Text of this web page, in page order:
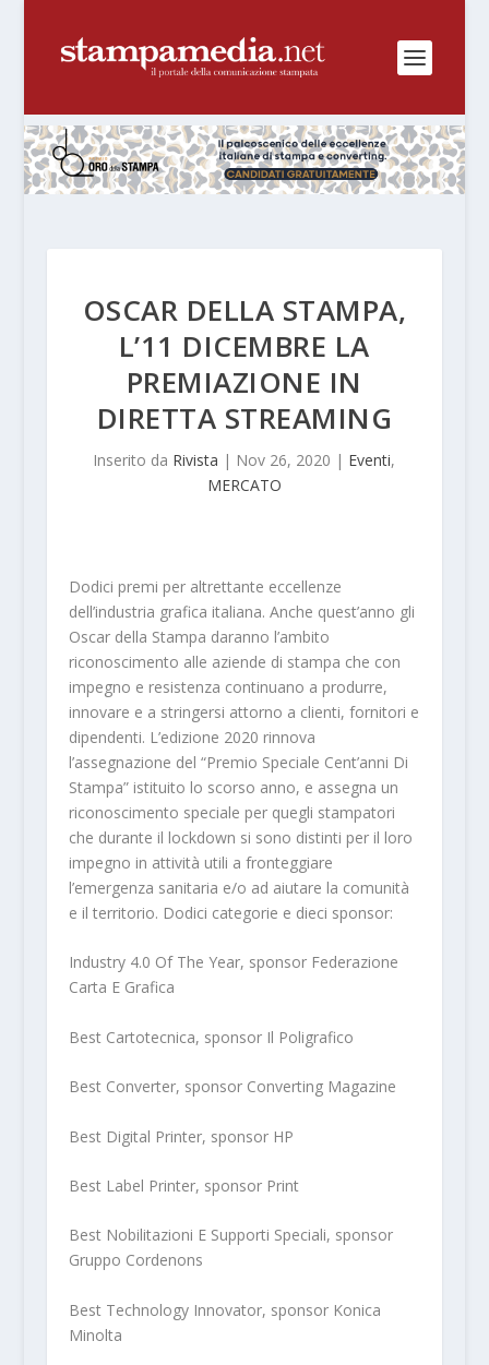
OSCAR DELLA STAMPA,
L’11 DICEMBRE LA
PREMIAZIONE IN
DIRETTA STREAMING
Inserito da Rivista | Nov 26, 2020 | Eventi,
MERCATO
Dodici premi per altrettante eccellenze
dell’industria grafica italiana. Anche quest’anno gli
Oscar della Stampa daranno l’ambito
riconoscimento alle aziende di stampa che con
impegno e resistenza continuano a produrre,
innovare e a stringersi attorno a clienti, fornitori e
dipendenti. L’edizione 2020 rinnova
l’assegnazione del “Premio Speciale Cent’anni Di
Stampa” istituito lo scorso anno, e assegna un
riconoscimento speciale per quegli stampatori
che durante il lockdown si sono distinti per il loro
impegno in attività utili a fronteggiare
l’emergenza sanitaria e/o ad aiutare la comunità
e il territorio. Dodici categorie e dieci sponsor:
Industry 4.0 Of The Year, sponsor Federazione
Carta E Grafica
Best Cartotecnica, sponsor Il Poligrafico
Best Converter, sponsor Converting Magazine
Best Digital Printer, sponsor HP
Best Label Printer, sponsor Print
Best Nobilitazioni E Supporti Speciali, sponsor
Gruppo Cordenons
Best Technology Innovator, sponsor Konica
Minolta